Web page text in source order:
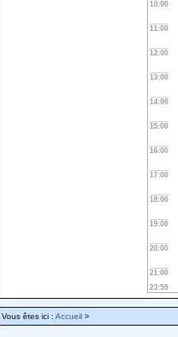
10:00
11:00
12:00
13:00
14:00
15:00
16:00
17:00
18:00
19:00
20:00
21:00
23:59
Vous êtes ici : Accueil >